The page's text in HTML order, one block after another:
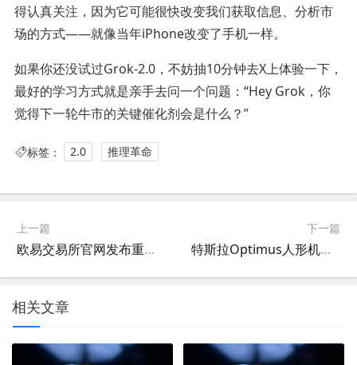
得认真关注，因为它可能很快改变我们获取信息、分析市
场的方式——就像当年iPhone改变了手机一样。
如果你还没试过Grok-2.0，不妨抽10分钟去X上体验一下，
最好的学习方式就是亲手去问一个问题：“Hey Grok，你
觉得下一轮牛市的关键催化剂会是什么？”
标签： 2.0 推理革命
上一篇
欧易交易所官网发布重大资产重组方案，29家资产重组，3家资产收购与6家股份质押深度解读
下一篇
特斯拉Optimus人形机器人再进化，从实验室到家庭的未来已来
相关文章